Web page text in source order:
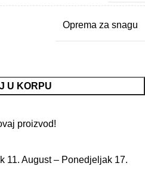
Oprema za snagu
U KORPU
proizvod!
11. August – Ponedjeljak 17.